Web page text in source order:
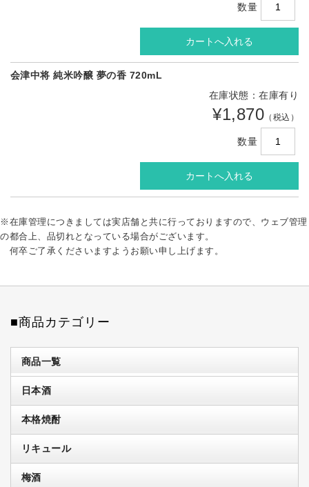
数量
会津中将 純米吟醸 夢の香 720mL
在庫状態：在庫有り
¥1,870 （税込）
数量
※在庫管理につきましては実店舗と共に行っておりますので、ウェブ管理
の都合上、品切れとなっている場合がございます。
何卒ご了承くださいますようお願い申し上げます。
■商品カテゴリー
商品一覧
日本酒
本格焼酎
リキュール
梅酒